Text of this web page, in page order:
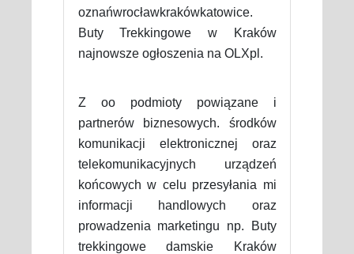
oznańwrocławkrakówkatowice.
Buty Trekkingowe w Kraków
najnowsze ogłoszenia na OLXpl.
Z oo podmioty powiązane i
partnerów biznesowych. środków
komunikacji elektronicznej oraz
telekomunikacyjnych urządzeń
końcowych w celu przesyłania mi
informacji handlowych oraz
prowadzenia marketingu np. Buty
trekkingowe damskie Kraków